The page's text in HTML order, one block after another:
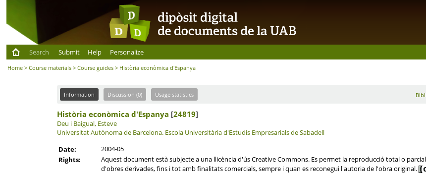
Search
Submit Help Personalize
Home >Course materials >Course guides > Història econòmica d'Espanya
Information Discussion (0) Usage statistics
Història econòmica d'Espanya [24819]
Deu i Baigual, Esteve
Universitat Autònoma de Barcelona. Escola Universitària d'Estudis Empresarials de Sabadell
Date:
2004-05
Rights:
Aquest document està subjecte a una llicència d'ús Creative Commons. Es permet la reproducció total o
d'obres derivades, fins i tot amb finalitats comercials, sempre i quan es reconegui l'autoria de l'obra original.